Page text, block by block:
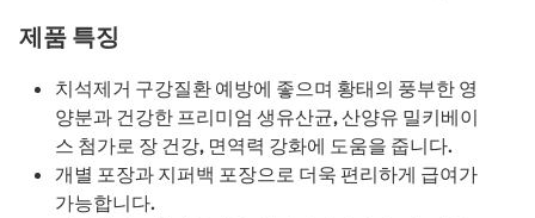
제품 특징
치석제거 구강질환 예방에 좋으며 황태의 풍부한 영
양분과 건강한 프리미엄 생유산균, 산양유 밀키베이
스 첨가로 장 건강, 면역력 강화에 도움을 줍니다.
개별 포장과 지퍼백 포장으로 더욱 편리하게 급여가
가능합니다.